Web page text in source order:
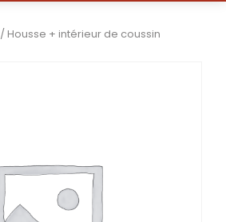
/ Housse + intérieur de coussin